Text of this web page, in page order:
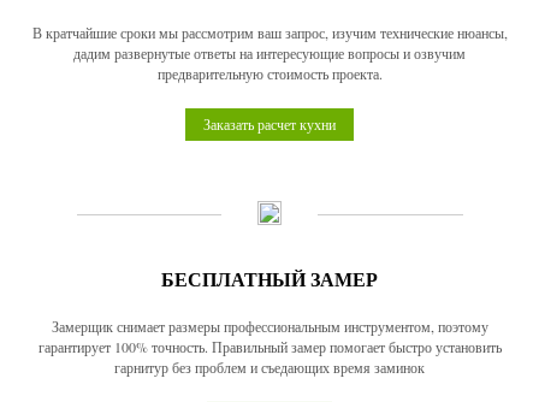
В кратчайшие сроки мы рассмотрим ваш запрос, изучим технические нюансы,
дадим развернутые ответы на интересующие вопросы и озвучим
предварительную стоимость проекта.
Заказать расчет кухни
БЕСПЛАТНЫЙ ЗАМЕР
Замерщик снимает размеры профессиональным инструментом, поэтому
гарантирует 100% точность. Правильный замер помогает быстро установить
гарнитур без проблем и съедающих время заминок